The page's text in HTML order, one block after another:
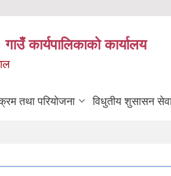
कार्यपालिकाको कार्यालय
तथा परियोजना विधुतीय शुसासन